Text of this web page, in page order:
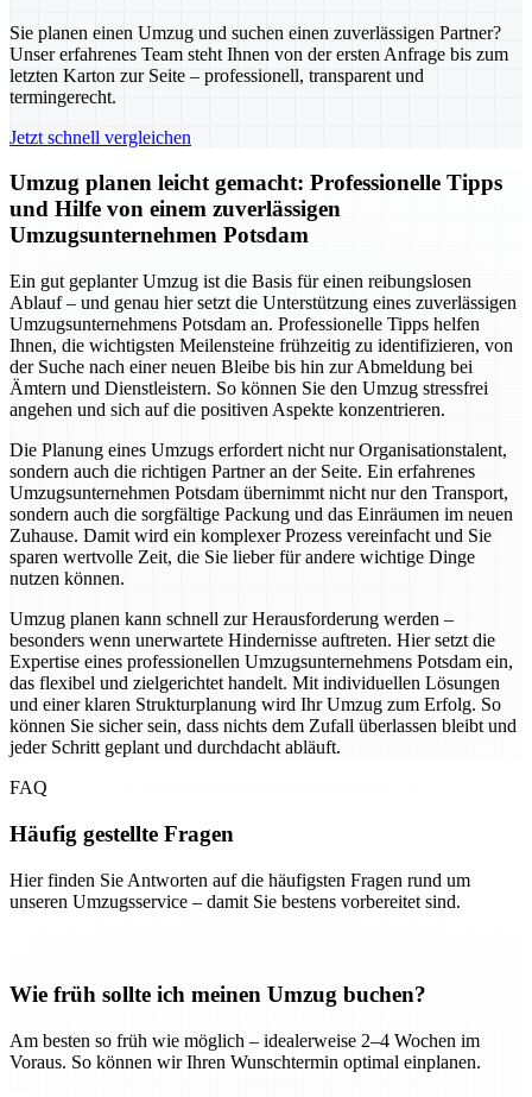
Sie planen einen Umzug und suchen einen zuverlässigen Partner?
Unser erfahrenes Team steht Ihnen von der ersten Anfrage bis zum
letzten Karton zur Seite – professionell, transparent und
termingerecht.
Jetzt schnell vergleichen
Umzug planen leicht gemacht: Professionelle Tipps
und Hilfe von einem zuverlässigen
Umzugsunternehmen Potsdam
Ein gut geplanter Umzug ist die Basis für einen reibungslosen
Ablauf – und genau hier setzt die Unterstützung eines zuverlässigen
Umzugsunternehmens Potsdam an. Professionelle Tipps helfen
Ihnen, die wichtigsten Meilensteine frühzeitig zu identifizieren, von
der Suche nach einer neuen Bleibe bis hin zur Abmeldung bei
Ämtern und Dienstleistern. So können Sie den Umzug stressfrei
angehen und sich auf die positiven Aspekte konzentrieren.
Die Planung eines Umzugs erfordert nicht nur Organisationstalent,
sondern auch die richtigen Partner an der Seite. Ein erfahrenes
Umzugsunternehmen Potsdam übernimmt nicht nur den Transport,
sondern auch die sorgfältige Packung und das Einräumen im neuen
Zuhause. Damit wird ein komplexer Prozess vereinfacht und Sie
sparen wertvolle Zeit, die Sie lieber für andere wichtige Dinge
nutzen können.
Umzug planen kann schnell zur Herausforderung werden –
besonders wenn unerwartete Hindernisse auftreten. Hier setzt die
Expertise eines professionellen Umzugsunternehmens Potsdam ein,
das flexibel und zielgerichtet handelt. Mit individuellen Lösungen
und einer klaren Strukturplanung wird Ihr Umzug zum Erfolg. So
können Sie sicher sein, dass nichts dem Zufall überlassen bleibt und
jeder Schritt geplant und durchdacht abläuft.
FAQ
Häufig gestellte Fragen
Hier finden Sie Antworten auf die häufigsten Fragen rund um
unseren Umzugsservice – damit Sie bestens vorbereitet sind.
Wie früh sollte ich meinen Umzug buchen?
Am besten so früh wie möglich – idealerweise 2–4 Wochen im
Voraus. So können wir Ihren Wunschtermin optimal einplanen.